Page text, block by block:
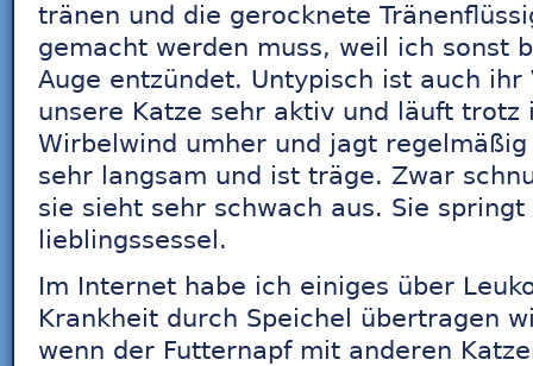
tränen und die gerocknete
gemacht werden muss, weil ich sonst
Auge entzündet. Untypisch ist auch
unsere Katze sehr aktiv und läuft trotz
Wirbelwind umher und jagt
sehr langsam und ist träge. Zwar
sie sieht sehr schwach aus. Sie
lieblingssessel.
Im Internet habe ich einiges über
Krankheit durch Speichel übertragen
wenn der Futternapf mit anderen